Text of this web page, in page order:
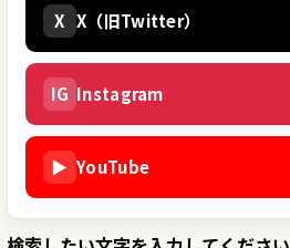
X X（旧Twitter）
IG Instagram
▶ YouTube